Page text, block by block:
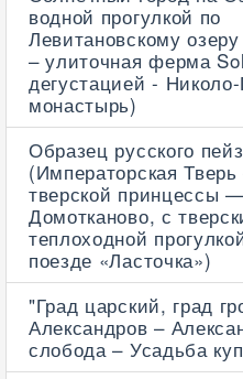
водной прогулкой по
Левитановскому
– улиточная ферма
дегустацией -
монастырь)
Образец русского
(Императорская
тверской принцессы
Домотканово, с
теплоходной
поезде «Ласточка»)
"Град царский, град
Александров –
слобода – Усадьба